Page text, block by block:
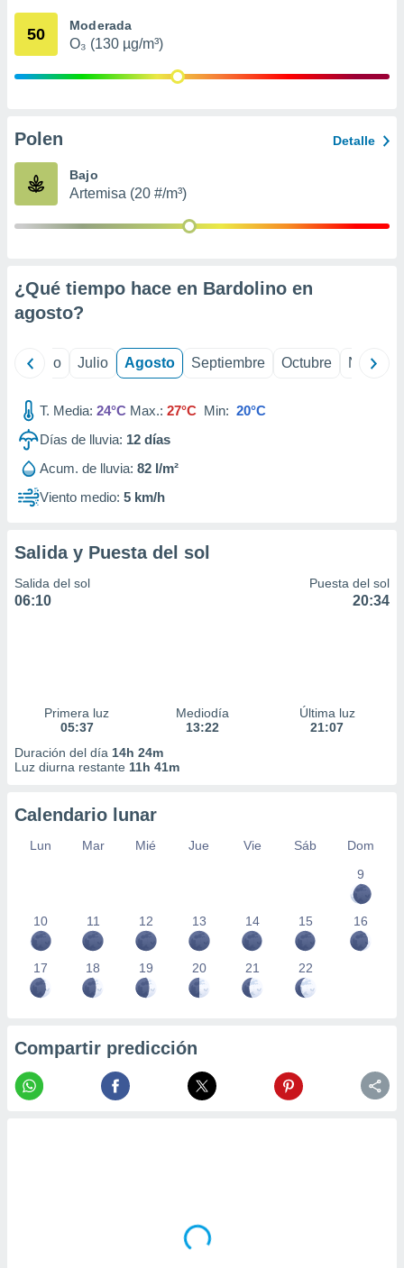
mediante
publicidad
de
50 Moderada
O₃ (130 µg/m³)
Polen Detalle
Bajo
Artemisa (20 #/m³)
¿Qué tiempo hace en Bardolino en
agosto?
Junio Julio Agosto Septiembre Octubre
T. Media: 24°C Max.: 27°C Min: 20°C
Días de lluvia: 12 días
Acum. de lluvia: 82 l/m²
Viento medio: 5 km/h
Salida y Puesta del sol
Salida del sol
06:10
Puesta del sol
20:34
Primera luz
05:37
Mediodía
13:22
Última luz
21:07
Duración del día 14h 24m
Luz diurna restante 11h 41m
Calendario lunar
Lun Mar Mié Jue Vie Sáb
Dom
9
10 11 12 13 14 15 16
17 18 19 20 21 22
Compartir predicción